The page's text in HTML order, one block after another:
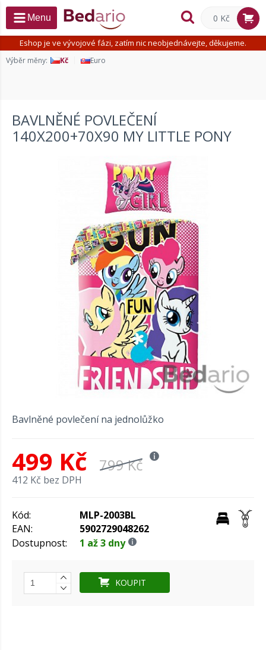
Eshop je ve vývojové fázi, zatím nic neobjednávejte, děkujeme.
Výběr měny: Kč Euro
Menu 0 Kč
BAVLNĚNÉ POVLEČENÍ
140X200+70X90 MY LITTLE PONY
Bavlněné povlečení na jednolůžko
499 Kč 799 Kč
412 Kč bez DPH
Kód:
MLP-2003BL
EAN:
5902729048262
Dostupnost:
1 až 3 dny
KOUPIT